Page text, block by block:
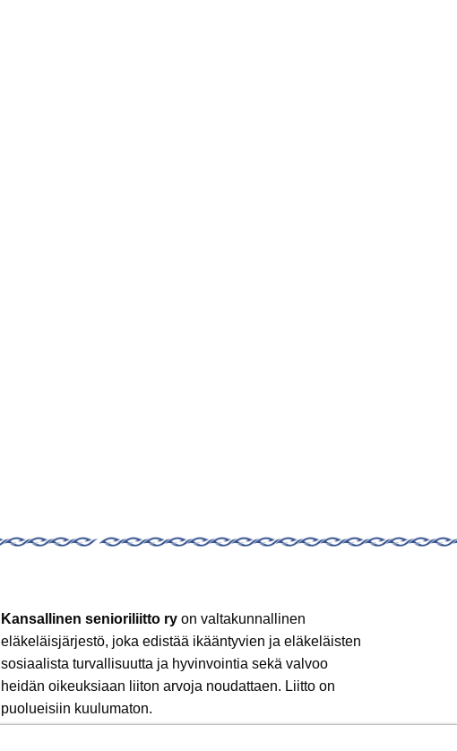
Kansallinen senioriliitto ry on valtakunnallinen
eläkeläisjärjestö, joka edistää ikääntyvien ja eläkeläisten
sosiaalista turvallisuutta ja hyvinvointia sekä valvoo
heidän oikeuksiaan liiton arvoja noudattaen. Liitto on
puolueisiin kuulumaton.